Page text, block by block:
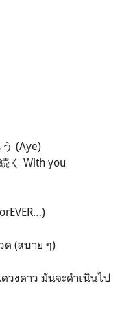
(Aye)
く With you
ด (สบาย ๆ)
วงดาว มันจะดำเนินไป